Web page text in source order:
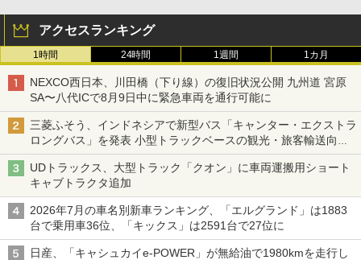
アクセスランキング
1時間 24時間 1週間 1カ月
NEXCO西日本、川田橋（下り線）の復旧状況公開 九州道 宮原
SA〜八代ICで8月9日中に緊急車両を通行可能に
三菱ふそう、インドネシアで新型バス「キャンター・エクストラ
ロングバス」を発表 小型トラックベースの観光・旅客輸送向け
バス
UDトラックス、大型トラック「クオン」に車両運搬用ショート
キャブトラクタ追加
2026年7月の車名別新車ランキング、「エルグランド」は1883
台で乗用車36位、「キックス」は2591台で27位に
日産、「キャシュカイe-POWER」が無給油で1980kmを走行し